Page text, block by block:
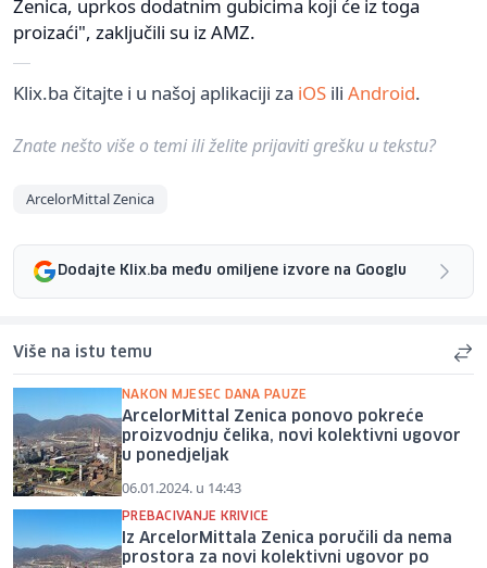
Zenica, uprkos dodatnim gubicima koji će iz toga
proizaći", zaključili su iz AMZ.
Klix.ba čitajte i u našoj aplikaciji za iOS ili Android.
Znate nešto više o temi ili želite prijaviti grešku u tekstu?
ArcelorMittal Zenica
Dodajte Klix.ba među omiljene izvore na Googlu
Više na istu temu
NAKON MJESEC DANA PAUZE
ArcelorMittal Zenica ponovo pokreće
proizvodnju čelika, novi kolektivni ugovor
u ponedjeljak
06.01.2024. u 14:43
PREBACIVANJE KRIVICE
Iz ArcelorMittala Zenica poručili da nema
prostora za novi kolektivni ugovor po